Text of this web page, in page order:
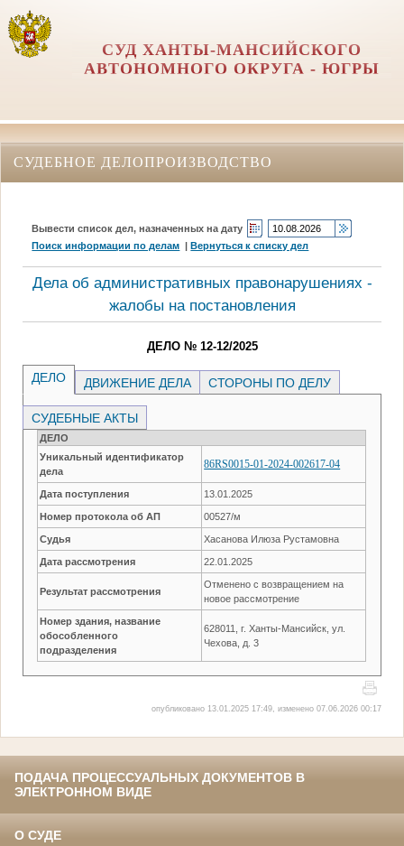
СУД ХАНТЫ-МАНСИЙСКОГО
АВТОНОМНОГО ОКРУГА - ЮГРЫ
СУДЕБНОЕ ДЕЛОПРОИЗВОДСТВО
Вывести список дел, назначенных на дату
Поиск информации по делам |Вернуться к списку дел
Дела об административных правонарушениях -
жалобы на постановления
ДЕЛО № 12-12/2025
ДЕЛО ДВИЖЕНИЕ ДЕЛА СТОРОНЫ ПО ДЕЛУ
СУДЕБНЫЕ АКТЫ
ДЕЛО
Уникальный идентификатор
дела
86RS0015-01-2024-002617-04
Дата поступления 13.01.2025
Номер протокола об АП 00527/м
Судья Хасанова Илюза Рустамовна
Дата рассмотрения 22.01.2025
Результат рассмотрения
Отменено с возвращением на
новое рассмотрение
Номер здания, название
обособленного
подразделения
628011, г. Ханты-Мансийск, ул.
Чехова, д. 3
опубликовано 13.01.2025 17:49, изменено 07.06.2026 00:17
ПОДАЧА ПРОЦЕССУАЛЬНЫХ ДОКУМЕНТОВ В
ЭЛЕКТРОННОМ ВИДЕ
О СУДЕ